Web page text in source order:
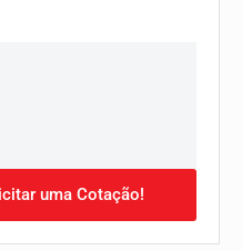
uma Cotação!